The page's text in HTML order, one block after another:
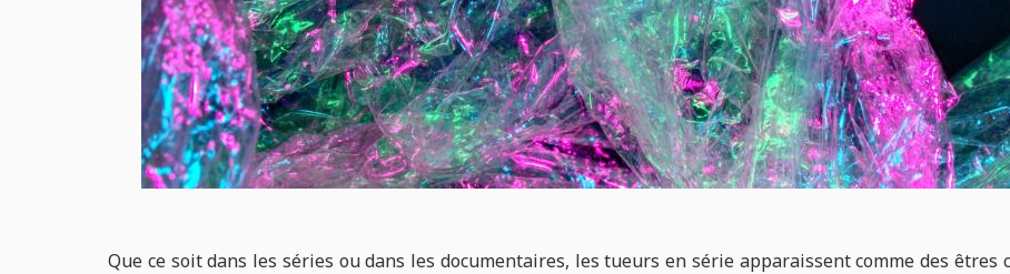
Que ce soit dans les séries ou dans les documentaires, les tueurs en série apparaissent comme des êtres